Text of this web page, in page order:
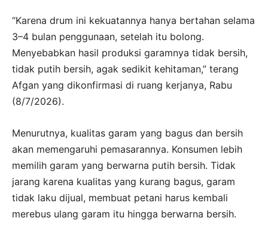
“Karena drum ini kekuatannya hanya bertahan selama
3–4 bulan penggunaan, setelah itu bolong.
Menyebabkan hasil produksi garamnya tidak bersih,
tidak putih bersih, agak sedikit kehitaman,” terang
Afgan yang dikonfirmasi di ruang kerjanya, Rabu
(8/7/2026).
Menurutnya, kualitas garam yang bagus dan bersih
akan memengaruhi pemasarannya. Konsumen lebih
memilih garam yang berwarna putih bersih. Tidak
jarang karena kualitas yang kurang bagus, garam
tidak laku dijual, membuat petani harus kembali
merebus ulang garam itu hingga berwarna bersih.